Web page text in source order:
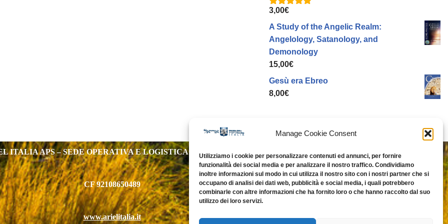
Manage Cookie Consent
Utilizziamo i cookie per personalizzare contenuti ed annunci, per fornire
funzionalità dei social media e per analizzare il nostro traffico. Condividiamo
inoltre informazioni sul modo in cui utilizza il nostro sito con i nostri partner che si
occupano di analisi dei dati web, pubblicità e social media, i quali potrebbero
combinarle con altre informazioni che ha fornito loro o che hanno raccolto dal suo
utilizzo dei loro servizi.
Valutato
3,00€
A Study of the Angelic Realm:
Angelology, Satanology, and
Demonology
15,00€
Gesù era Ebreo
8,00€
ITALIA APS – SEDE OPERATIVA E LOGISTICA – PRATO (PO)
CF 92108650489
www.arielitalia.it